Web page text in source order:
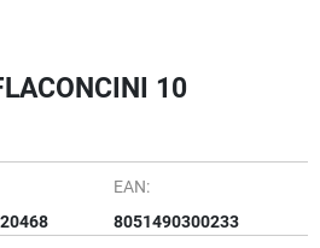
10
EAN:
8051490300233